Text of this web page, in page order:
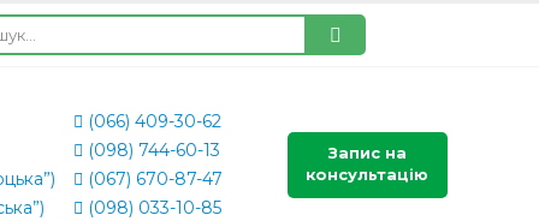
(066) 409-30-62
(098) 744-60-13
(067) 670-87-47
(098) 033-10-85
Запис на
консультацію